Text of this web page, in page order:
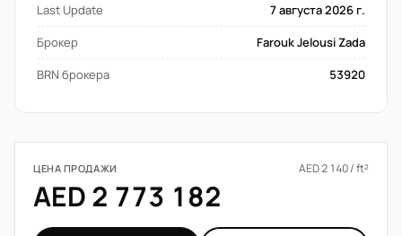
Last Update
7 августа 2026 г.
Брокер
Farouk Jelousi Zada
BRN брокера
53920
ЦЕНА ПРОДАЖИ AED 2 140 / ft²
AED 2 773 182